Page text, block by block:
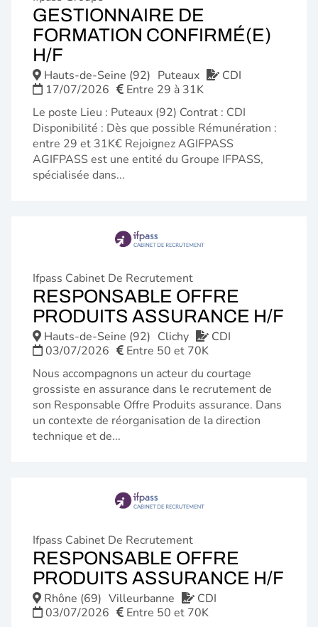
GESTIONNAIRE DE
FORMATION CONFIRMÉ(E)
H/F
FENÊTRE)
Hauts-de-Seine (92) Puteaux
CDI
17/07/2026
Entre 29 à 31K
Le poste Lieu : Puteaux (92) Contrat : CDI
Disponibilité : Dès que possible Rémunération :
entre 29 et 31K€ Rejoignez AGIFPASS
AGIFPASS est une entité du Groupe IFPASS,
spécialisée dans...
Ifpass Cabinet De Recrutement
RESPONSABLE OFFRE
PRODUITS ASSURANCE H/F
Hauts-de-Seine (92) Clichy
CDI
03/07/2026
Entre 50 et 70K
Nous accompagnons un acteur du courtage
grossiste en assurance dans le recrutement de
son Responsable Offre Produits assurance. Dans
un contexte de réorganisation de la direction
technique et de...
Ifpass Cabinet De Recrutement
RESPONSABLE OFFRE
PRODUITS ASSURANCE H/F
Rhône (69) Villeurbanne
CDI
03/07/2026
Entre 50 et 70K